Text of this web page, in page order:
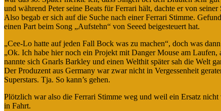
und während Peter seine Beats für Ferrari hält, dachte er von
Also begab er sich auf die Suche nach einer Ferrari Stimme.
einen Part beim Song „Aufstehn“ von Seeed beigesteuert hat.
„Cee-Lo hatte auf jeden Fall Bock was zu machen“, doch was
„Ok. Ich habe hier noch ein Projekt mit Danger Mouse am
nannte sich Gnarls Barkley und einen Welthit später sah die Welt
Der Produzent aus Germany war zwar nicht in Vergessenheit
Superstars. Tja. So kann’s gehen.
Plötzlich war also die Ferrari Stimme weg und weil ein Ersatz
in Fahrt.